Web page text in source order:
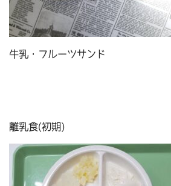
牛乳・フルーツサンド
離乳食(初期)